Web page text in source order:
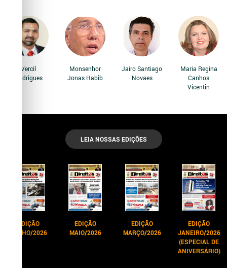
Vercil
Rodrigues
Monsenhor
Jonas Habib
Jairo Santiago
Novaes
Maria Regina
Canhos
Vicentin
LEIA NOSSAS EDIÇÕES
EDIÇÃO
JUNHO/2026
EDIÇÃO
MAIO/2026
EDIÇÃO
MARÇO/2026
EDIÇÃO
JANEIRO/2026
(ESPECIAL DE
ANIVERSÁRIO)